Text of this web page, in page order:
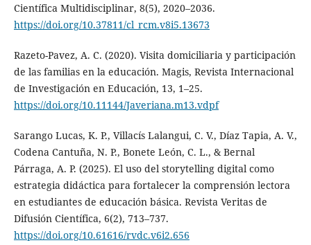
Científica Multidisciplinar, 8(5), 2020–2036.
https://doi.org/10.37811/cl_rcm.v8i5.13673
Razeto-Pavez, A. C. (2020). Visita domiciliaria y participación
de las familias en la educación. Magis, Revista Internacional
de Investigación en Educación, 13, 1–25.
https://doi.org/10.11144/Javeriana.m13.vdpf
Sarango Lucas, K. P., Villacís Lalangui, C. V., Díaz Tapia, A. V.,
Codena Cantuña, N. P., Bonete León, C. L., & Bernal
Párraga, A. P. (2025). El uso del storytelling digital como
estrategia didáctica para fortalecer la comprensión lectora
en estudiantes de educación básica. Revista Veritas de
Difusión Científica, 6(2), 713–737.
https://doi.org/10.61616/rvdc.v6i2.656